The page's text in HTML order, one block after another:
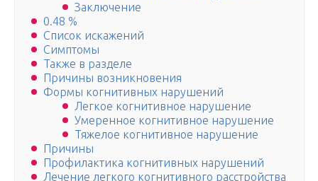
Заключение
0.48 %
Список искажений
Симптомы
Также в разделе
Причины возникновения
Формы когнитивных нарушений
Легкое когнитивное нарушение
Умеренное когнитивное нарушение
Тяжелое когнитивное нарушение
Причины
Профилактика когнитивных нарушений
Лечение легкого когнитивного расстройства